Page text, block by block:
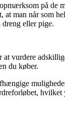
på
at man når som
eller pige.
vurdere
du køber.